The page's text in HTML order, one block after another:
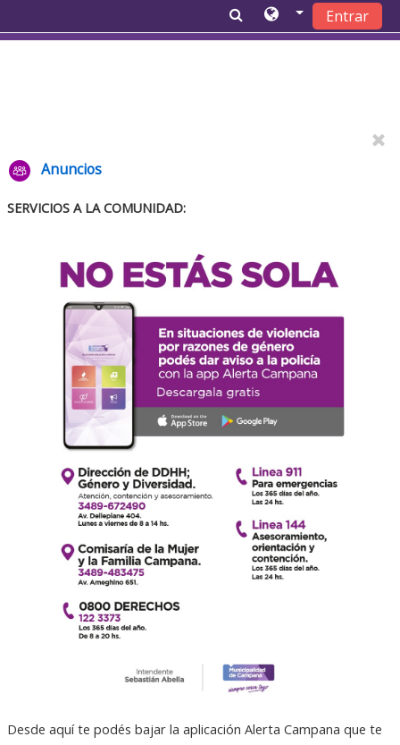
Entrar
Anuncios
SERVICIOS A LA COMUNIDAD:
Desde aquí te podés bajar la aplicación Alerta Campana que te